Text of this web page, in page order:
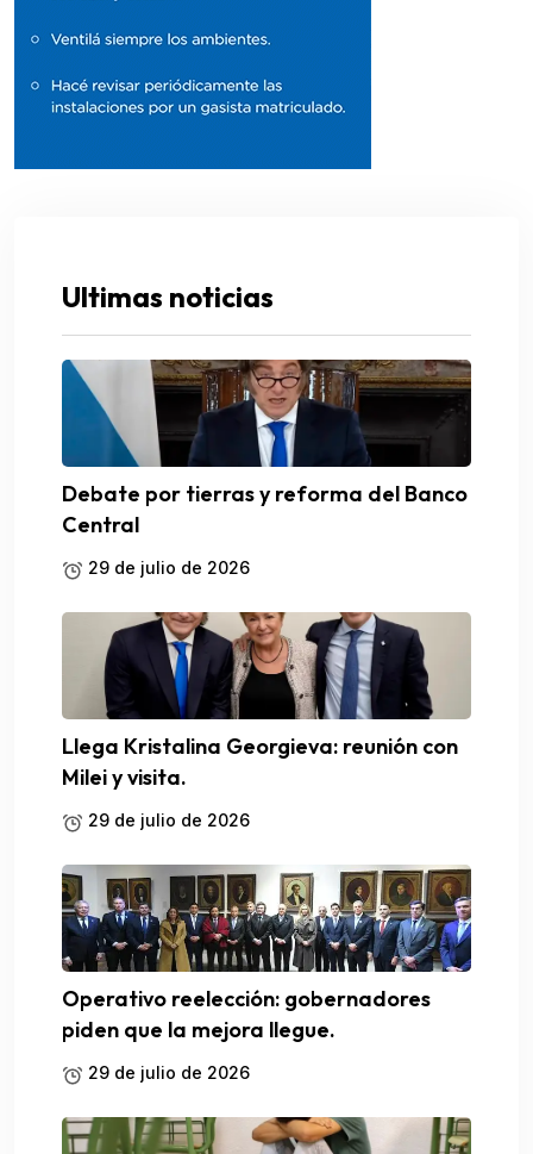
Ultimas noticias
Debate por tierras y reforma del Banco
Central
29 de julio de 2026
Llega Kristalina Georgieva: reunión con
Milei y visita.
29 de julio de 2026
Operativo reelección: gobernadores
piden que la mejora llegue.
29 de julio de 2026